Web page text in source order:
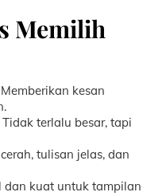
Memilih
kesan
Tidak terlalu besar, tapi
tulisan jelas, dan
dan kuat untuk tampilan